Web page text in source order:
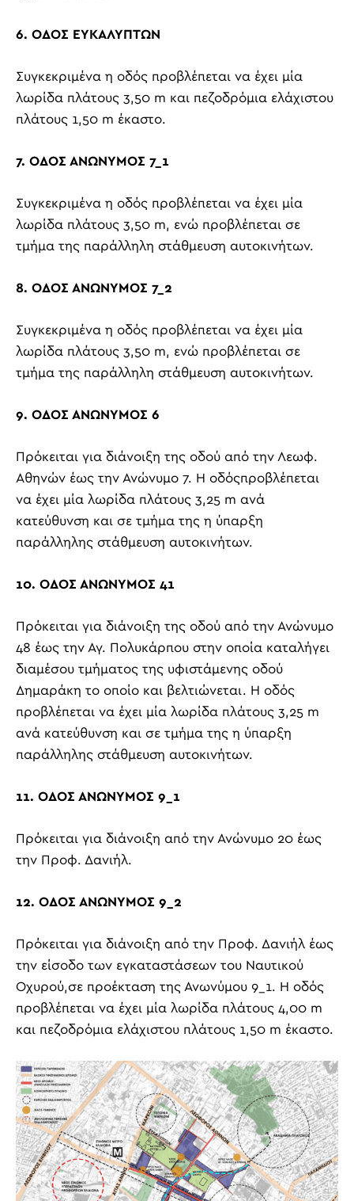
6. ΟΔΟΣ ΕΥΚΑΛΥΠΤΩΝ
Συγκεκριμένα η οδός προβλέπεται να έχει μία
λωρίδα πλάτους 3,50 m και πεζοδρόμια ελάχιστου
πλάτους 1,50 m έκαστο.
7. ΟΔΟΣ ΑΝΩΝΥΜΟΣ 7_1
Συγκεκριμένα η οδός προβλέπεται να έχει μία
λωρίδα πλάτους 3,50 m, ενώ προβλέπεται σε
τμήμα της παράλληλη στάθμευση αυτοκινήτων.
8. ΟΔΟΣ ΑΝΩΝΥΜΟΣ 7_2
Συγκεκριμένα η οδός προβλέπεται να έχει μία
λωρίδα πλάτους 3,50 m, ενώ προβλέπεται σε
τμήμα της παράλληλη στάθμευση αυτοκινήτων.
9. ΟΔΟΣ ΑΝΩΝΥΜΟΣ 6
Πρόκειται για διάνοιξη της οδού από την Λεωφ.
Αθηνών έως την Ανώνυμο 7. Η οδόςπροβλέπεται
να έχει μία λωρίδα πλάτους 3,25 m ανά
κατεύθυνση και σε τμήμα της η ύπαρξη
παράλληλης στάθμευση αυτοκινήτων.
10. ΟΔΟΣ ΑΝΩΝΥΜΟΣ 41
Πρόκειται για διάνοιξη της οδού από την Ανώνυμο
48 έως την Αγ. Πολυκάρπου στην οποία καταλήγει
διαμέσου τμήματος της υφιστάμενης οδού
Δημαράκη το οποίο και βελτιώνεται. Η οδός
προβλέπεται να έχει μία λωρίδα πλάτους 3,25 m
ανά κατεύθυνση και σε τμήμα της η ύπαρξη
παράλληλης στάθμευση αυτοκινήτων.
11. ΟΔΟΣ ΑΝΩΝΥΜΟΣ 9_1
Πρόκειται για διάνοιξη από την Ανώνυμο 20 έως
την Προφ. Δανιήλ.
12. ΟΔΟΣ ΑΝΩΝΥΜΟΣ 9_2
Πρόκειται για διάνοιξη από την Προφ. Δανιήλ έως
την είσοδο των εγκαταστάσεων του Ναυτικού
Οχυρού,σε προέκταση της Ανωνύμου 9_1. Η οδός
προβλέπεται να έχει μία λωρίδα πλάτους 4,00 m
και πεζοδρόμια ελάχιστου πλάτους 1,50 m έκαστο.